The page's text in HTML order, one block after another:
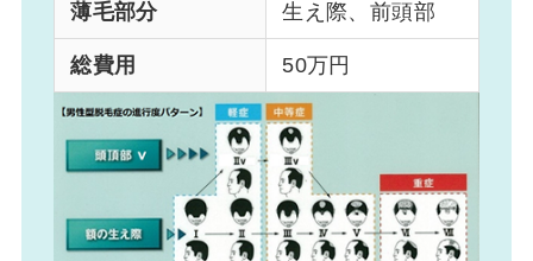
薄毛部分 生え際、前頭部
総費用 50万円